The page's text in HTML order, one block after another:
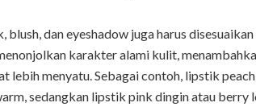
blush, dan eyeshadow juga harus
karakter alami kulit,
lebih menyatu. Sebagai contoh, lipstik
sedangkan lipstik pink dingin atau berry